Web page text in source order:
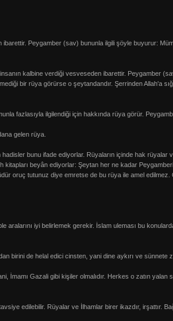
Peygamber (sav) bununla ilgili şöyle buyurur:
kalbine verdiği vesveseden ibarettir. Peygamber
bir rüya görürse o şeytandandır. Şerrinden Allah'a
fazlasıyla ilgilendiği için hakkında rüya görür.
gelen rüya.
bunu ifade ediyorlar. Rüyaların içinde hak rüyalar
beyân ediyorlar: Şeytan her ne kadar
oruç tutunuz diye emretse de bu rüya ile amel edilmez.
iyi belirlemek gerekir. İslam uleması bu
birini de helal edici cinsten, yani dine aykırı ve sünnete
İmamı Gazali gibi kişiler olmalıdır. Herkes o zatın yalan
edilebilir. Rüyalar ve İlhamlar birer ikazdır, irşattır.